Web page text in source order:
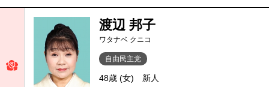
渡辺 邦子
ワタナベ クニコ
自由民主党
48歳 (女) 新人